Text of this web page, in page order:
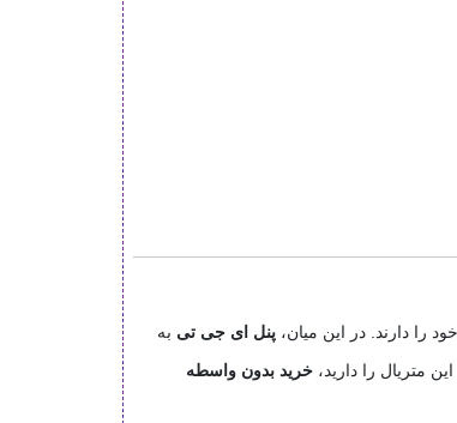
را دارند. در این میان،پنل ای جی تی به
متریال را دارید،خرید بدون واسطه